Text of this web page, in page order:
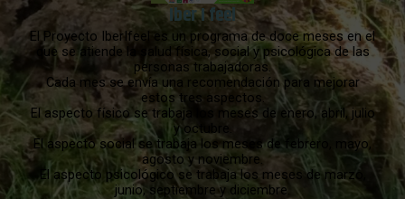
Iber I feel
El Proyecto IberIfeel es un programa de doce meses en el
que se atiende la salud física, social y psicológica de las
personas trabajadoras.
Cada mes se envía una recomendación para mejorar
estos tres aspectos.
El aspecto físico se trabaja los meses de enero, abril, julio
y octubre.
El aspecto social se trabaja los meses de febrero, mayo,
agosto y noviembre.
El aspecto psicológico se trabaja los meses de marzo,
junio, septiembre y diciembre.